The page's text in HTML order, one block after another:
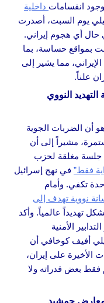
انقسامات داخلية
يوم السبت، أصدرت
حال أي هجوم إيراني.
بمواقع حساسة، بما
مما يشير إلى
علناً.
النووي
أن الضربات الجوية
مشيراً إلى أن
جلسة مغلقة لحزب
فقط” في نهج إسرائيل
تكفي. وأمام
نووية تهدف إلى
تهديداً عالمياً. وأكد
الأمنية
أفيف كوخافي أن
الأخيرة على إيران،
فقط بعض قدراته ولا